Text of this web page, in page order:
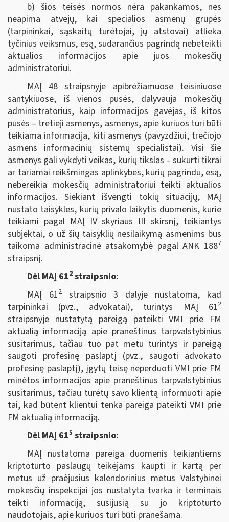
b) šios teisės normos nėra pakankamos, nes
neapima atvejų, kai specialios asmenų grupės
(tarpininkai, sąskaitų turėtojai, jų atstovai) atlieka
tyčinius veiksmus, esą, sudarančius pagrindą nebeteikti
aktualios informacijos apie juos mokesčių
administratoriui.
MAĮ 48 straipsnyje apibrėžiamuose teisiniuose
santykiuose, iš vienos pusės, dalyvauja mokesčių
administratorius, kaip informacijos gavėjas, iš kitos
pusės – tretieji asmenys, asmenys, apie kuriuos turi būti
teikiama informacija, kiti asmenys (pavyzdžiui, trečiojo
asmens informacinių sistemų specialistai). Visi šie
asmenys gali vykdyti veikas, kurių tikslas – sukurti tikrai
ar tariamai reikšmingas aplinkybes, kurių pagrindu, esą,
nebereikia mokesčių administratoriui teikti aktualios
informacijos. Siekiant išvengti tokių situacijų, MAĮ
nustato taisykles, kurių privalo laikytis duomenis, kurie
teikiami pagal MAĮ IV skyriaus III skirsnį, teikiantys
subjektai, o už šių taisyklių nesilaikymą asmenims bus
taikoma administracinė atsakomybė pagal ANK 1887
straipsnį.
Dėl MAĮ 612straipsnio:
MAĮ 612straipsnio 3 dalyje nustatoma, kad
tarpininkai (pvz., advokatai), turintys MAĮ 612
straipsnyje nustatytą pareigą pateikti VMI prie FM
aktualią informaciją apie praneštinus tarpvalstybinius
susitarimus, tačiau tuo pat metu turintys ir pareigą
saugoti profesinę paslaptį (pvz., saugoti advokato
profesinę paslaptį), įgytų teisę neperduoti VMI prie FM
minėtos informacijos apie praneštinus tarpvalstybinius
susitarimus, tačiau turėtų savo klientą informuoti apie
tai, kad būtent klientui tenka pareiga pateikti VMI prie
FM aktualią informaciją.
Dėl MAĮ 615 straipsnio:
MAĮ nustatoma pareiga duomenis teikiantiems
kriptoturto paslaugų teikėjams kaupti ir kartą per
metus už praėjusius kalendorinius metus Valstybinei
mokesčių inspekcijai jos nustatyta tvarka ir terminais
teikti informaciją, susijusią su jo kriptoturto
naudotojais, apie kuriuos turi būti pranešama.